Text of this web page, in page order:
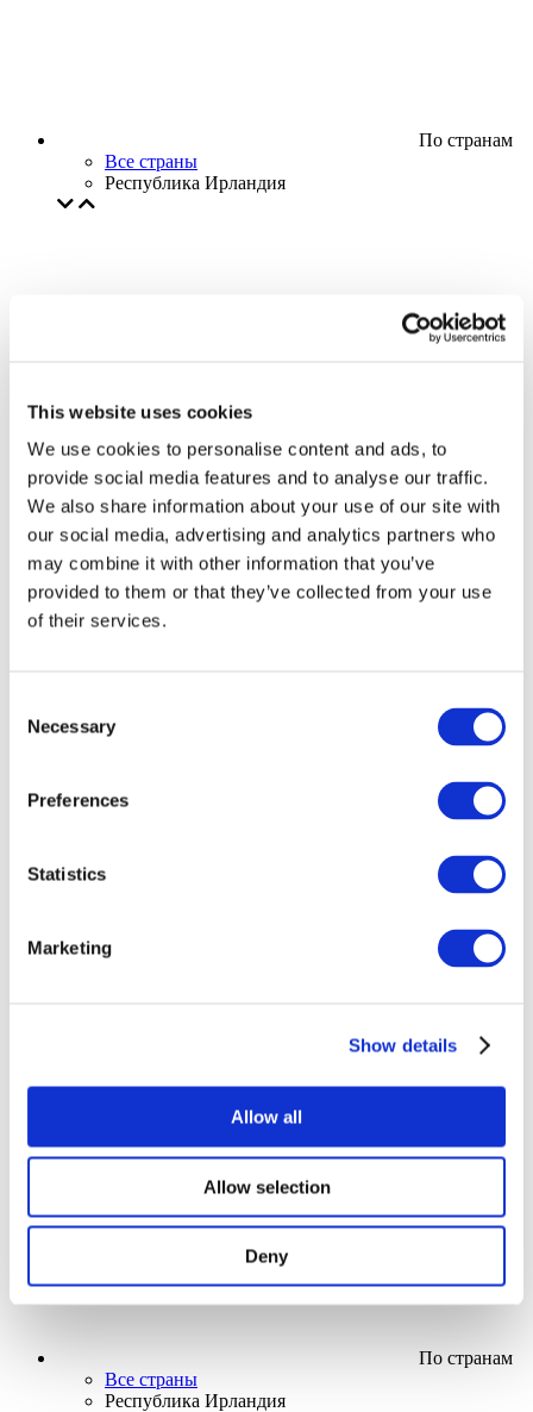
This website uses cookies
We use cookies to personalise content and ads, to
provide social media features and to analyse our traffic.
We also share information about your use of our site with
our social media, advertising and analytics partners who
may combine it with other information that you’ve
provided to them or that they’ve collected from your use
of their services.
Selection
Necessary
Preferences
Statistics
Marketing
Show details
Allow all
Allow selection
Deny
По странам
Все страны
Республика Ирландия
Без поджанра
Применить
По странам
Все страны
Республика Ирландия